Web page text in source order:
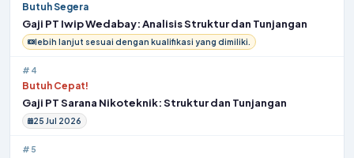
Butuh Segera
Gaji PT Iwip Wedabay: Analisis Struktur dan Tunjangan
lebih lanjut sesuai dengan kualifikasi yang dimiliki.
#4
Butuh Cepat!
Gaji PT Sarana Nikoteknik: Struktur dan Tunjangan
25 Jul 2026
#5